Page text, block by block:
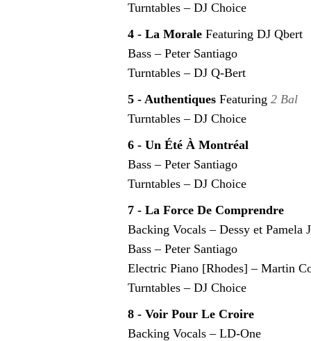
Turntables – DJ Choice
4 - La Morale Featuring DJ Qbert
Bass – Peter Santiago
Turntables – DJ Q-Bert
5 - Authentiques Featuring 2 Bal
Turntables – DJ Choice
6 - Un Été À Montréal
Bass – Peter Santiago
Turntables – DJ Choice
7 - La Force De Comprendre
Backing Vocals – Dessy et Pamela
Bass – Peter Santiago
Electric Piano [Rhodes] – Martin
Turntables – DJ Choice
8 - Voir Pour Le Croire
Backing Vocals – LD-One